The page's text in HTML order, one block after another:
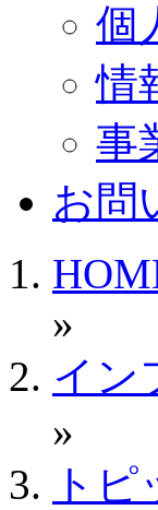
個
情
事
お問
»
イン
»
トピ